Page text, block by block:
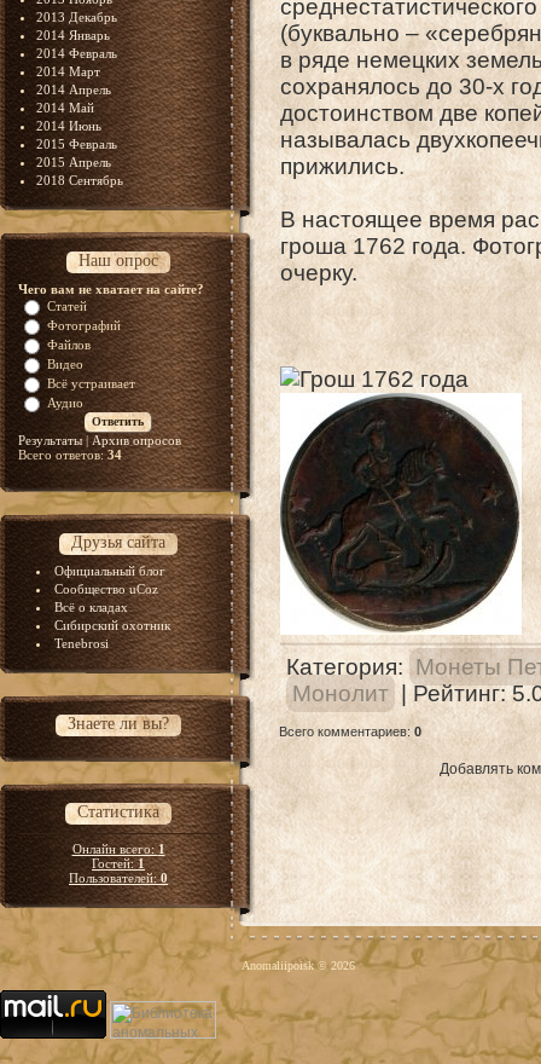
2013 Декабрь
2014 Январь
2014 Февраль
2014 Март
2014 Апрель
2014 Май
2014 Июнь
2015 Февраль
2015 Апрель
2018 Сентябрь
Наш опрос
Чего вам не хватает на сайте?
Статей
Фотографий
Файлов
Видео
Всё устраивает
Аудио
Результаты|Архив опросов
Всего ответов:34
Друзья сайта
Официальный блог
Сообщество uCoz
Всё о кладах
Сибирский охотник
Tenebrosi
Знаете ли вы?
Статистика
Онлайн всего:1
Гостей:1
Пользователей:0
(буквально –
в ряде немецких
сохранялось до 30-х
достоинством две
называлась
прижились.
В настоящее время
гроша 1762 года.
очерку.
Категория: Монеты
Монолит
Рейтинг:
Всего комментариев: 0
Добавлять
Anomaliipoisk © 2026